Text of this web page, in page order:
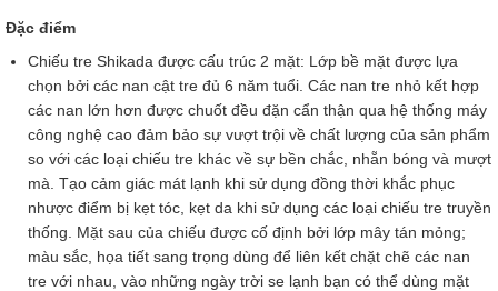
Đặc điểm
Chiếu tre Shikada được cấu trúc 2 mặt: Lớp bề mặt được lựa
chọn bởi các nan cật tre đủ 6 năm tuổi. Các nan tre nhỏ kết hợp
các nan lớn hơn được chuốt đều đặn cẩn thận qua hệ thống máy
công nghệ cao đảm bảo sự vượt trội về chất lượng của sản phẩm
so với các loại chiếu tre khác về sự bền chắc, nhẵn bóng và mượt
mà. Tạo cảm giác mát lạnh khi sử dụng đồng thời khắc phục
nhược điểm bị kẹt tóc, kẹt da khi sử dụng các loại chiếu tre truyền
thống. Mặt sau của chiếu được cố định bởi lớp mây tán mỏng;
màu sắc, họa tiết sang trọng dùng để liên kết chặt chẽ các nan
tre với nhau, vào những ngày trời se lạnh bạn có thể dùng mặt